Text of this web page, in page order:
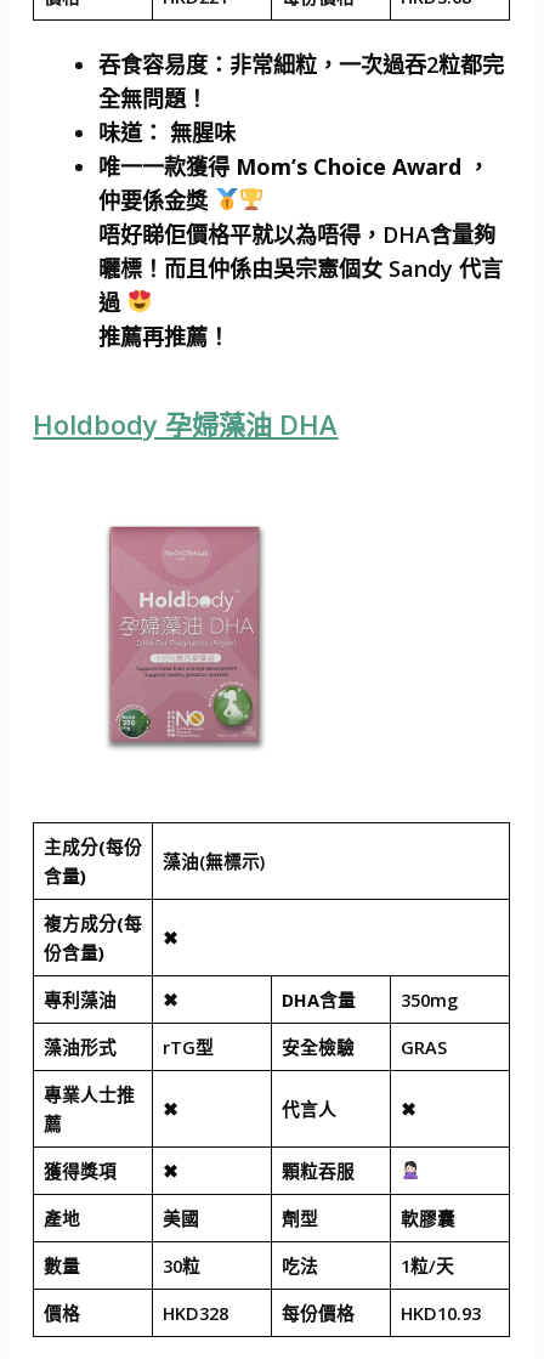
吞食容易度 ：非常細粒，一次過吞2粒都完
全無問題！
味道 ： 無腥味
唯一一款獲得 Mom’s Choice Award ，
仲要係金獎
唔好睇佢價格平就以為唔得，DHA含量夠
曬標！而且仲係由吳宗憲個女 Sandy 代言
過
推薦再推薦！
Holdbody 孕婦藻油 DHA
主成分(每份
含量)
藻油(無標示)
複方成分(每
份含量)
✖
專利藻油 ✖ DHA含量
350mg
藻油形式
rTG型 安全檢驗
GRAS
專業人士推
薦
✖ 代言人 ✖
獲得獎項 ✖
顆粒吞服
產地
美國 劑型
軟膠囊
數量
30粒 吃法
1粒/天
價格
HKD328 每份價格 HKD10.93